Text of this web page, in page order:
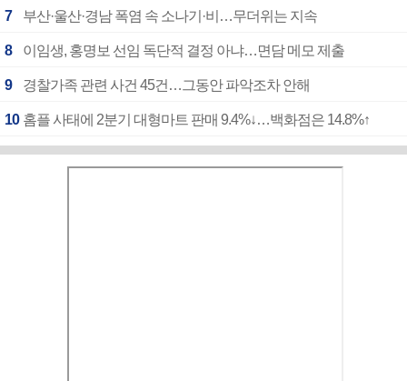
7 부산·울산·경남 폭염 속 소나기·비…무더위는 지속
8 이임생, 홍명보 선임 독단적 결정 아냐…면담 메모 제출
9 경찰가족 관련 사건 45건…그동안 파악조차 안해
10 홈플 사태에 2분기 대형마트 판매 9.4%↓…백화점은 14.8%↑